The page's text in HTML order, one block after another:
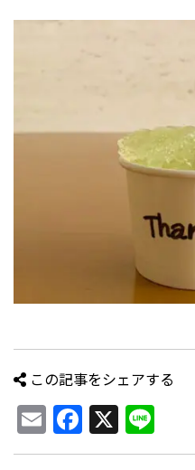
この記事をシェアする
EmailFacebook
X